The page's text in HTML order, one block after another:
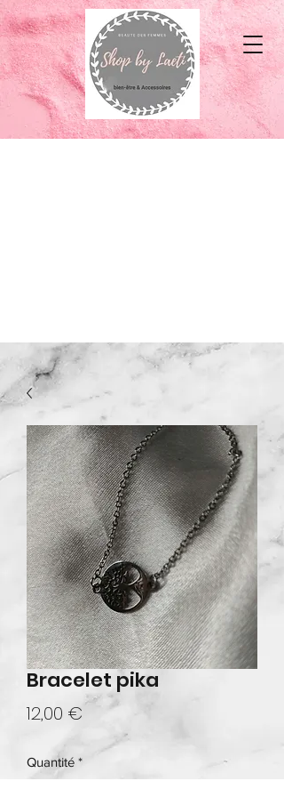
Bracelet pika
12,00 €Prix
Quantité *